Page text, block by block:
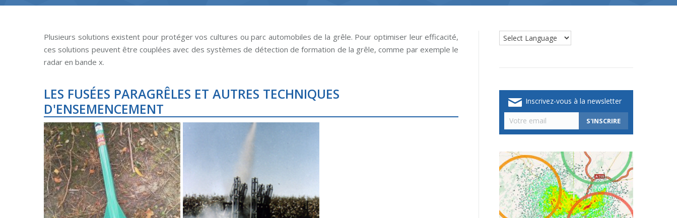
Plusieurs solutions existent pour protéger vos cultures ou parc automobiles de la grêle. Pour optimiser leur efficacité,
ces solutions peuvent être couplées avec des systèmes de détection de formation de la grêle, comme par exemple le
radar en bande x.
LES FUSÉES PARAGRÊLES ET AUTRES TECHNIQUES
D'ENSEMENCEMENT
Inscrivez-vous à la newsletter